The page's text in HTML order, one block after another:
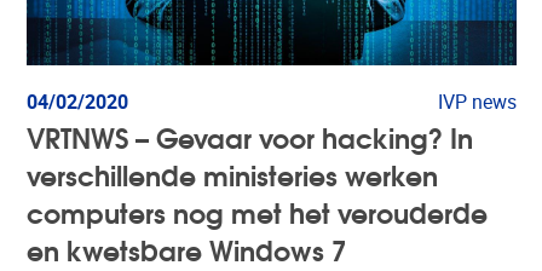
04/02/2020 IVP news
VRTNWS – Gevaar voor hacking? In
verschillende ministeries werken
computers nog met het verouderde
en kwetsbare Windows 7